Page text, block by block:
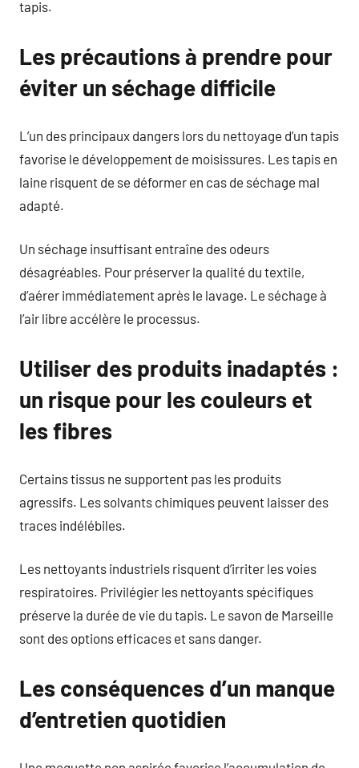
tapis.
Les précautions à prendre pour
éviter un séchage difficile
L’un des principaux dangers lors du nettoyage d’un tapis
favorise le développement de moisissures. Les tapis en
laine risquent de se déformer en cas de séchage mal
adapté.
Un séchage insuffisant entraîne des odeurs
désagréables. Pour préserver la qualité du textile,
d’aérer immédiatement après le lavage. Le séchage à
l’air libre accélère le processus.
Utiliser des produits inadaptés :
un risque pour les couleurs et
les fibres
Certains tissus ne supportent pas les produits
agressifs. Les solvants chimiques peuvent laisser des
traces indélébiles.
Les nettoyants industriels risquent d’irriter les voies
respiratoires. Privilégier les nettoyants spécifiques
préserve la durée de vie du tapis. Le savon de Marseille
sont des options efficaces et sans danger.
Les conséquences d’un manque
d’entretien quotidien